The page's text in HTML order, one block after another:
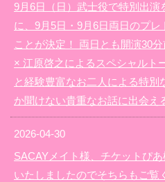
9月6日（日）武士役で特別出演
に、9月5日・9月6日両日のプ
ことが決定！ 両日とも開演30
× 江原啓之によるスペシャルト
と経験豊富なお二人による特別
か聞けない貴重なお話に出会え
2026-04-30
SACAYメイト様、チケットぴ
いたしましたのでそちらもご覧